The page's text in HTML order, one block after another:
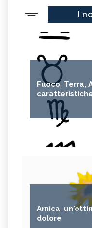
I
Fuoco, Terra,
Arnica,
dolore